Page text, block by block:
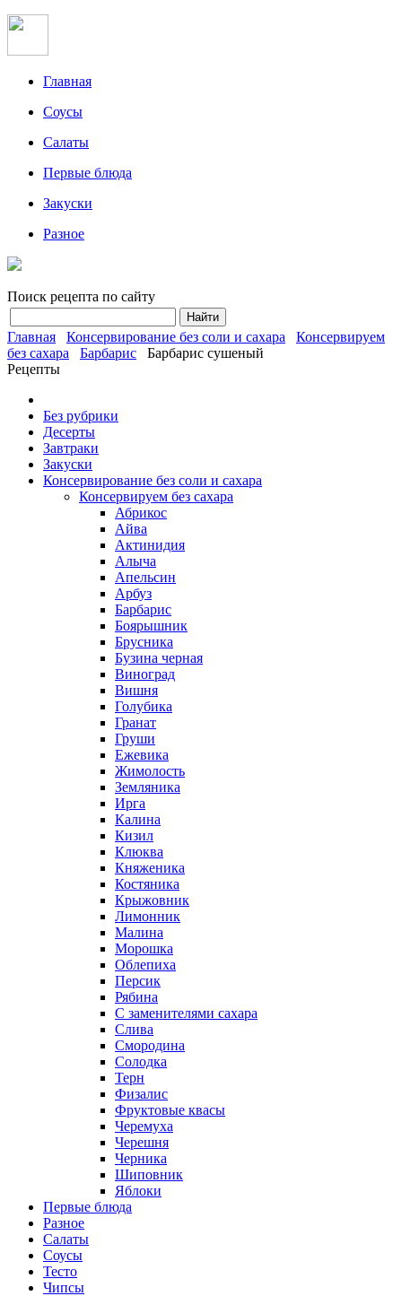
Главная
Соусы
Салаты
Первые блюда
Закуски
Разное
Поиск рецепта по сайту
Главная Консервирование без соли и сахара
Консервируем
без сахара
Барбарис
Барбарис сушеный
Рецепты
Без рубрики
Десерты
Завтраки
Закуски
Консервирование без соли и сахара
Консервируем без сахара
Абрикос
Айва
Актинидия
Алыча
Апельсин
Арбуз
Барбарис
Боярышник
Брусника
Бузина черная
Виноград
Вишня
Голубика
Гранат
Груши
Ежевика
Жимолость
Земляника
Ирга
Калина
Кизил
Клюква
Княженика
Костяника
Крыжовник
Лимонник
Малина
Морошка
Облепиха
Персик
Рябина
С заменителями сахара
Слива
Смородина
Солодка
Терн
Физалис
Фруктовые квасы
Черемуха
Черешня
Черника
Шиповник
Яблоки
Первые блюда
Разное
Салаты
Соусы
Тесто
Чипсы